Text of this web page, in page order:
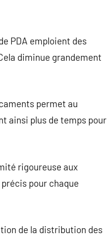
PDA emploient des
diminue grandement
permet au
ainsi plus de temps pour
rigoureuse aux
pour chaque
de la distribution des